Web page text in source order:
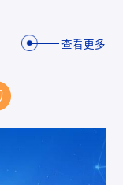
查看更多